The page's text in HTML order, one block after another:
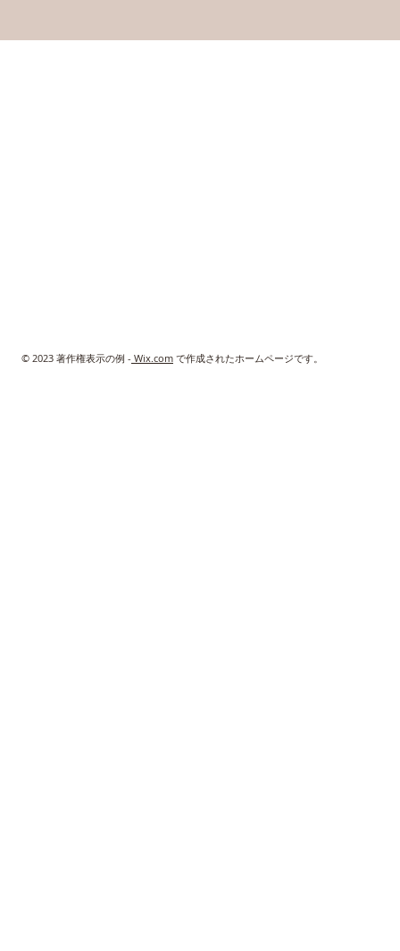
© 2023 著作権表示の例 - Wix.com で作成されたホームページです。